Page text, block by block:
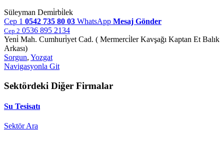
Süleyman Demi̇rbi̇lek
Cep 1 0542 735 80 03 WhatsApp Mesaj Gönder
Cep 2 0536 895 2134
Yeni̇ Mah. Cumhuri̇yet Cad. ( Mermerci̇ler Kavşağı Kaptan Et Balık
Arkası)
Sorgun, Yozgat
Navigasyonla Git
Sektördeki Diğer Firmalar
Su Tesisatı
Sektör Ara